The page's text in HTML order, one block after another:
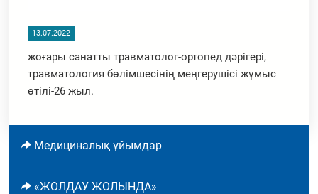
13.07.2022
жоғары санатты травматолог-ортопед дәрігері,
травматология бөлімшесінің меңгерушісі жұмыс
өтілі-26 жыл.
Медициналық ұйымдар
«ЖОЛДАУ ЖОЛЫНДА»